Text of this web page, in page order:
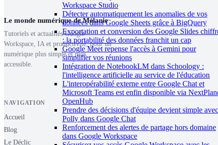
Workspace Studio
Détecter automatiquement les anomalies de vos
données dans Google Sheets grâce à BigQuery
Exportation et conversion des Google Slides
: la portabilité des données franchit un cap
Google Meet repense l'accès à Gemini pour
simplifier vos réunions
Intégration de NotebookLM dans Schoology :
l'intelligence artificielle au service de l'éducation
L'interopérabilité externe entre Google Chat et
Microsoft Teams est enfin disponible via
OpenHub
Prendre des décisions d'équipe devient simple avec
Polly dans Google Chat
Renforcement des alertes de partage hors domaine
dans Google Workspace
Le monde numérique de Mélanie
Tutoriels et actualités Google
Workspace, IA et productivité, pour un
numérique plus simple et plus
accessible.
NAVIGATION
Accueil
Blog
Le Déclic